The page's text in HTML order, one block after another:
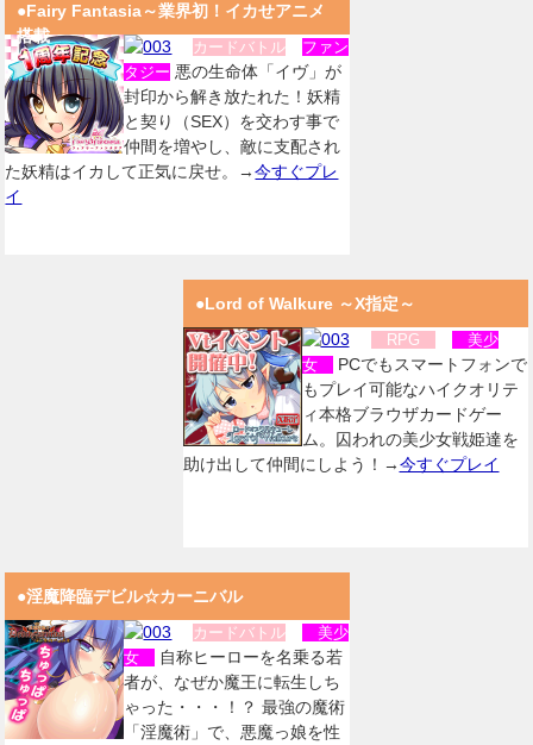
●Fairy Fantasia～業界初！イカせアニメ
搭載
カードバトル
ファン
タジー 悪の生命体「イヴ」が
封印から解き放たれた！妖精
と契り（SEX）を交わす事で
仲間を増やし、敵に支配され
た妖精はイカして正気に戻せ。→今すぐプレ
イ
●Lord of Walkure ～X指定～
RPG
美少
女
PCでもスマートフォンで
もプレイ可能なハイクオリテ
ィ本格ブラウザカードゲー
ム。囚われの美少女戦姫達を
助け出して仲間にしよう！→今すぐプレイ
●淫魔降臨デビル☆カーニバル
カードバトル
美少
女
自称ヒーローを名乗る若
者が、なぜか魔王に転生しち
ゃった・・・！？ 最強の魔術
「淫魔術」で、悪魔っ娘を性